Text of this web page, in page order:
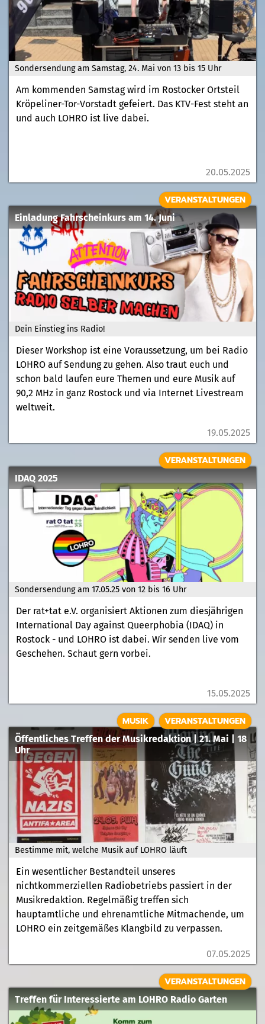
Sondersendung am Samstag, 24. Mai von 13 bis 15 Uhr
Am kommenden Samstag wird im Rostocker Ortsteil
Kröpeliner-Tor-Vorstadt gefeiert. Das KTV-Fest steht an
und auch LOHRO ist live dabei.
20.05.2025
Dein Einstieg ins Radio!
Einladung Fahrscheinkurs am 14. Juni
VERANSTALTUNGEN
Dieser Workshop ist eine Voraussetzung, um bei Radio
LOHRO auf Sendung zu gehen. Also traut euch und
schon bald laufen eure Themen und eure Musik auf
90,2 MHz in ganz Rostock und via Internet Livestream
weltweit.
19.05.2025
Sondersendung am 17.05.25 von 12 bis 16 Uhr
IDAQ 2025
VERANSTALTUNGEN
Der rat+tat e.V. organisiert Aktionen zum diesjährigen
International Day against Queerphobia (IDAQ) in
Rostock - und LOHRO ist dabei. Wir senden live vom
Geschehen. Schaut gern vorbei.
15.05.2025
Bestimme mit, welche Musik auf LOHRO läuft
Öffentliches Treffen der Musikredaktion | 21. Mai | 18
Uhr
MUSIK VERANSTALTUNGEN
Ein wesentlicher Bestandteil unseres
nichtkommerziellen Radiobetriebs passiert in der
Musikredaktion. Regelmäßig treffen sich
hauptamtliche und ehrenamtliche Mitmachende, um
LOHRO ein zeitgemäßes Klangbild zu verpassen.
07.05.2025
Treffen für Interessierte am LOHRO Radio Garten
VERANSTALTUNGEN